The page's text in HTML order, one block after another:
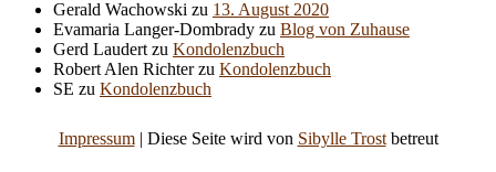
Gerald Wachowski zu 13. August 2020
Evamaria Langer-Dombrady zu Blog von Zuhause
Gerd Laudert zu Kondolenzbuch
Robert Alen Richterzu Kondolenzbuch
SE zu Kondolenzbuch
Impressum| Diese Seite wird von Sibylle Trostbetreut